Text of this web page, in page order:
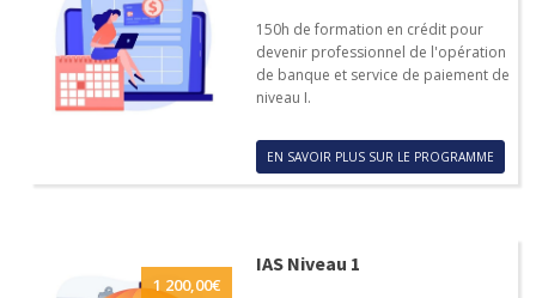
150h de formation en crédit pour
devenir professionnel de l'opération
de banque et service de paiement de
niveau I.
EN SAVOIR PLUS SUR LE PROGRAMME
1 200,00€
IAS Niveau 1